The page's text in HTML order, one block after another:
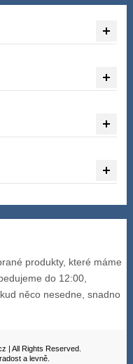
produkty, které máme
do 12:00,
něco nesedne, snadno
| All Rights Reserved.
a levně.